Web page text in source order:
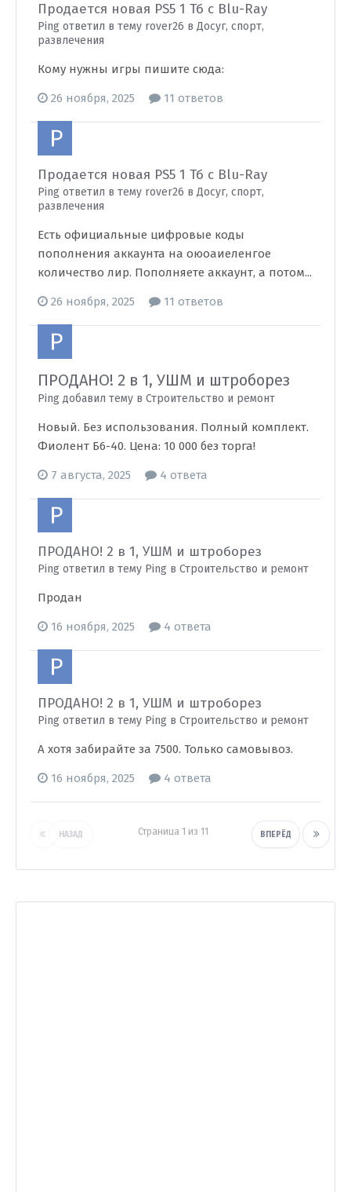
Продается новая PS5 1 Тб с Blu-Ray
Ping ответил в тему rover26 в Досуг, спорт,
развлечения
Кому нужны игры пишите сюда:
26 ноября, 2025 11 ответов
Продается новая PS5 1 Тб с Blu-Ray
Ping ответил в тему rover26 в Досуг, спорт,
развлечения
Есть официальные цифровые коды
пополнения аккаунта на оюоаиеленгое
количество лир. Пополняете аккаунт, а потом...
26 ноября, 2025 11 ответов
ПРОДАНО! 2 в 1, УШМ и штроборез
Ping добавил тему в Строительство и ремонт
Новый. Без использования. Полный комплект.
Фиолент Б6-40. Цена: 10 000 без торга!
7 августа, 2025 4 ответа
ПРОДАНО! 2 в 1, УШМ и штроборез
Ping ответил в тему Ping в Строительство и ремонт
Продан
16 ноября, 2025 4 ответа
ПРОДАНО! 2 в 1, УШМ и штроборез
Ping ответил в тему Ping в Строительство и ремонт
А хотя забирайте за 7500. Только самовывоз.
16 ноября, 2025 4 ответа
НАЗАД ВПЕРЁД
Страница 1 из 11